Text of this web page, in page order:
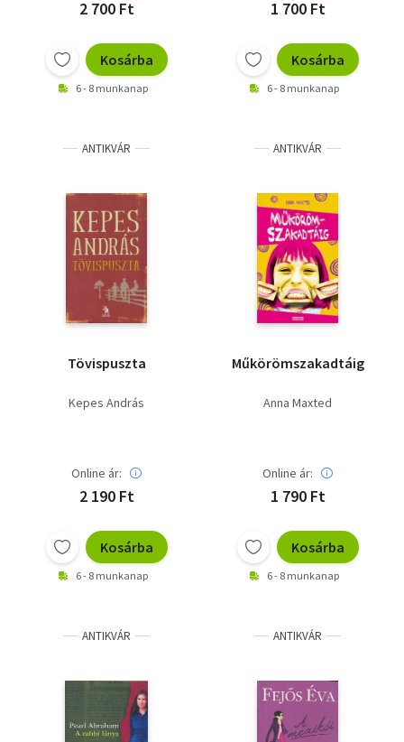
Társadalomtudomány
Történelem
2 700 Ft
Kosárba
6 - 8 munkanap
1 700 Ft
Kosárba
6 - 8 munkanap
ANTIKVÁR
Tövispuszta
Kepes András
Online ár:
2 190 Ft
Kosárba
6 - 8 munkanap
ANTIKVÁR
Műkörömszakadtáig
Anna Maxted
Online ár:
1 790 Ft
Kosárba
6 - 8 munkanap
ANTIKVÁR ANTIKVÁR